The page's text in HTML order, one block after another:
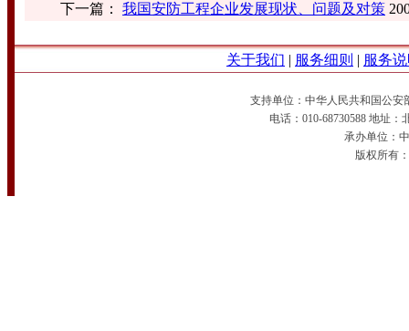
下一篇： 我国安防工程企业发展现状、问题及对策
关于我们 | 服务细则 | 服务
支持单位：中华人民共和国公安
电话：010-68730588 地址
承办单位：
版权所有